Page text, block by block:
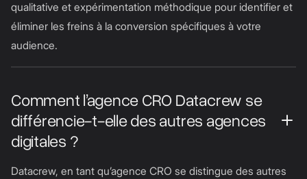
qualitative et expérimentation méthodique pour identifier et
éliminer les freins à la conversion spécifiques à votre
audience.
Comment l’agence CRO Datacrew se
différencie-t-elle des autres agences
digitales ?
Datacrew, en tant qu’agence CRO se distingue des autres